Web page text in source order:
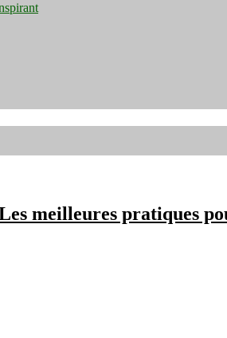
meilleures pratiques